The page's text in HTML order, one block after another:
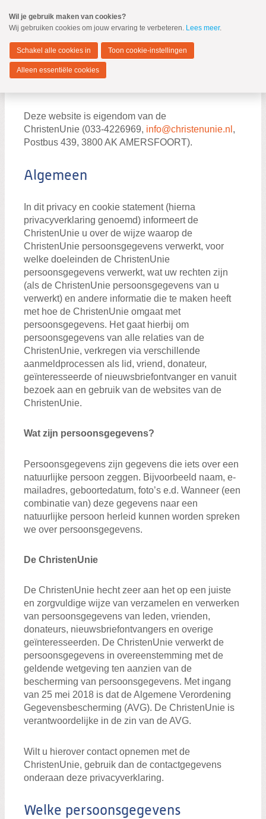
naar
Spring
de
inhoud
Spring
naar
Nieuwkoop
MENU
Zoeken:
Deze website is eigendom van de
ChristenUnie (033-4226969, info@christenunie.nl ,
Postbus 439, 3800 AK AMERSFOORT).
Algemeen
In dit privacy en cookie statement (hierna
privacyverklaring genoemd) informeert de
ChristenUnie u over de wijze waarop de
ChristenUnie persoonsgegevens verwerkt, voor
welke doeleinden de ChristenUnie
persoonsgegevens verwerkt, wat uw rechten zijn
(als de ChristenUnie persoonsgegevens van u
verwerkt) en andere informatie die te maken heeft
met hoe de ChristenUnie omgaat met
persoonsgegevens. Het gaat hierbij om
persoonsgegevens van alle relaties van de
ChristenUnie, verkregen via verschillende
aanmeldprocessen als lid, vriend, donateur,
geïnteresseerde of nieuwsbriefontvanger en vanuit
bezoek aan en gebruik van de websites van de
ChristenUnie.
Wat zijn persoonsgegevens?
Persoonsgegevens zijn gegevens die iets over een
natuurlijke persoon zeggen. Bijvoorbeeld naam, e-
mailadres, geboortedatum, foto’s e.d. Wanneer (een
combinatie van) deze gegevens naar een
natuurlijke persoon herleid kunnen worden spreken
we over persoonsgegevens.
De ChristenUnie
De ChristenUnie hecht zeer aan het op een juiste
en zorgvuldige wijze van verzamelen en verwerken
van persoonsgegevens van leden, vrienden,
donateurs, nieuwsbriefontvangers en overige
geïnteresseerden. De ChristenUnie verwerkt de
persoonsgegevens in overeenstemming met de
geldende wetgeving ten aanzien van de
bescherming van persoonsgegevens. Met ingang
van 25 mei 2018 is dat de Algemene Verordening
Gegevensbescherming (AVG). De ChristenUnie is
verantwoordelijke in de zin van de AVG.
Wilt u hierover contact opnemen met de
ChristenUnie, gebruik dan de contactgegevens
onderaan deze privacyverklaring.
Welke persoonsgegevens
Wil je gebruik maken van cookies?
Wij gebruiken cookies om jouw ervaring te verbeteren. Lees meer.
Schakel alle cookies in Toon cookie-instellingen
Alleen essentiële cookies